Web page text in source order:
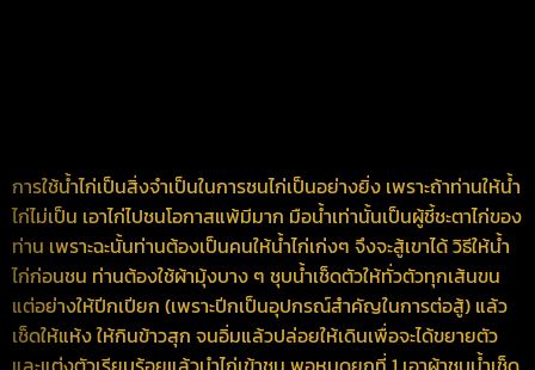
การใช้น้ำไก่เป็นสิ่งจำเป็นในการชนไก่เป็นอย่างยิ่ง เพราะถ้าท่านให้น้ำ
ไก่ไม่เป็น เอาไก่ไปชนโอกาสแพ้มีมาก มือน้ำเท่านั้นเป็นผู้ชี้ชะตาไก่ของ
ท่าน เพราะฉะนั้นท่านต้องเป็นคนให้น้ำไก่เก่งๆ จึงจะสู้เขาได้ วิธีให้น้ำ
ไก่ก่อนชน ท่านต้องใช้ผ้ามุ้งบาง ๆ ชุบน้ำเช็ดตัวให้ทั่วตัวทุกเส้นขน
แต่อย่างให้ปีกเปียก (เพราะปีกเป็นอุปกรณ์สำคัญในการต่อสู้) แล้ว
เช็ดให้แห้ง ให้กินข้าวสุก จนอิ่มแล้วปล่อยให้เดินเพื่อจะได้ขยายตัว